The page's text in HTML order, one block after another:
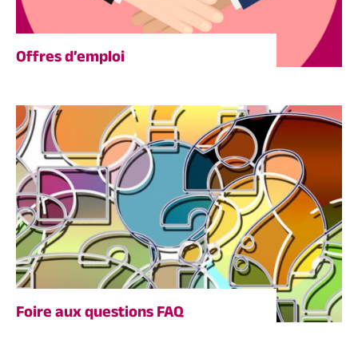
Offres d’emploi
Foire aux questions FAQ